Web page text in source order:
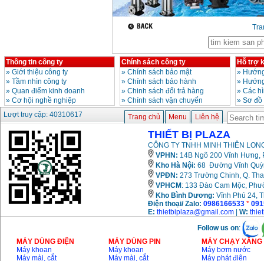
GSB 16RE (750W)
Giá:1850000VND
Động cơ xăng Honda
GX160 (5.5HP)
Giá:7200000
Máy mài 100mm
Makita 9553B (710W)
Giá:1296000
Thông tin công ty
» Giới thiệu công ty
» Tầm nhìn công ty
» Quan điểm kinh doanh
» Cơ hội nghề nghiệp
Chính sách công ty
» Chính sách bảo mật
» Chính sách bảo hành
» Chinh sách đổi trả hàng
» Chính sách vận chuyển
Hỗ trợ
»
»
» Các
» Sơ
Lượt truy cập: 40310617
Trang chủ Menu Liên hệ
THIẾT BỊ PLAZA
CÔNG TY TNHH MINH THIÊN
VPHN: 14B Ngõ 200 Vĩnh Hưng,
Kho Hà Nội: 68 Đường Vĩnh
VPĐN: 273 Trường Chinh, Q.
VPHCM : 133 Đào Cam Mộc,
Kho Bình Dương: Vĩnh Phú 24,
Điện thoại/ Zalo: 0986166533 *
E: thietbiplaza@gmail.com W:
Follow us on:
MÁY DÙNG ĐIỆN
Máy khoan
Máy mài, cắt
MÁY DÙNG PIN
Máy khoan
Máy mài, cắt
MÁY CHẠY
Máy bơm nước
Máy phát điện